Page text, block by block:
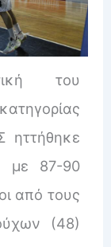
του
ηττήθηκε
με 87-90
από τους
(48)